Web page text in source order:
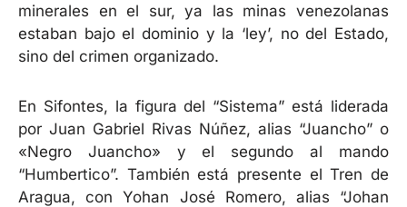
minerales en el sur, ya las minas venezolanas
estaban bajo el dominio y la ‘ley’, no del Estado,
sino del crimen organizado.
En Sifontes, la figura del “Sistema” está liderada
por Juan Gabriel Rivas Núñez, alias “Juancho” o
«Negro Juancho» y el segundo al mando
“Humbertico”. También está presente el Tren de
Aragua, con Yohan José Romero, alias “Johan